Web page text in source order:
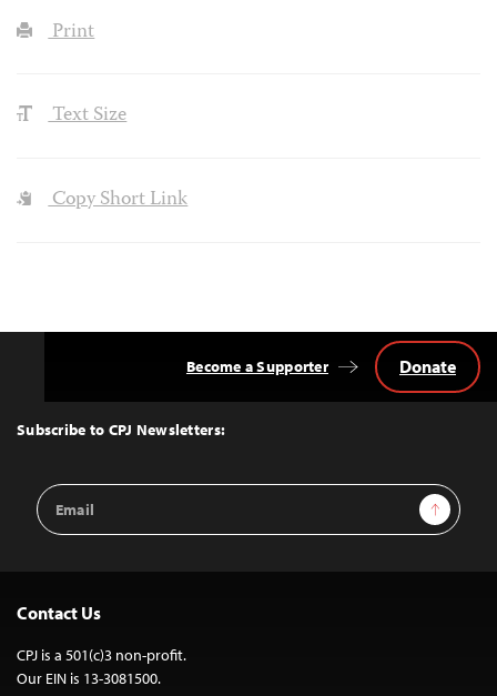
Print
Text Size
Copy Short Link
Top
Subscribe to CPJ Newsletters:
Email
Address
Sign Up
Become a Supporter Donate
Contact Us
CPJ is a 501(c)3 non-profit.
Our EIN is 13-3081500.